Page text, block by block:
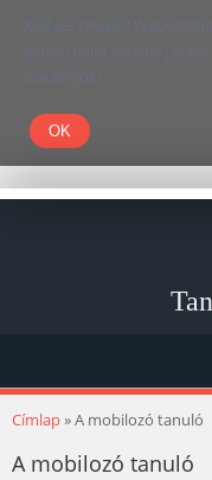
Kedves Olvasó!
felhasználói élmény
Köszönjük!
Jelenlegi hely
Címlap» A mobilozó tanuló
A mobilozó tanuló